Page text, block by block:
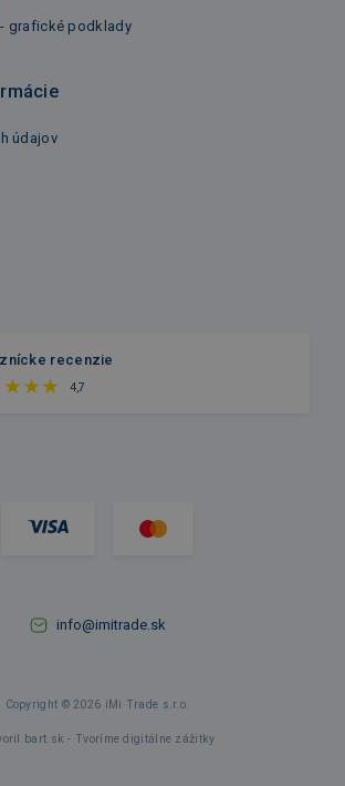
grafické podklady
údajov
recenzie
4,7
info@imitrade.sk
Copyright © 2026 iMi Trade s.r.o.
bart.sk - Tvoríme digitálne zážitky